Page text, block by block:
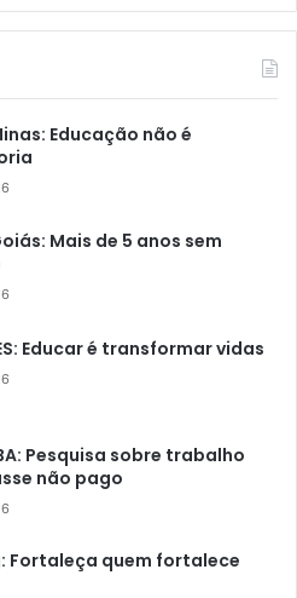
Educação não é
Mais de 5 anos sem
Educar é transformar vidas
Pesquisa sobre trabalho
não pago
Fortaleça quem fortalece